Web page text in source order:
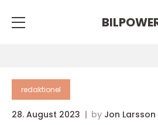
redaktionel
28. August 2023 by Jon Larsson